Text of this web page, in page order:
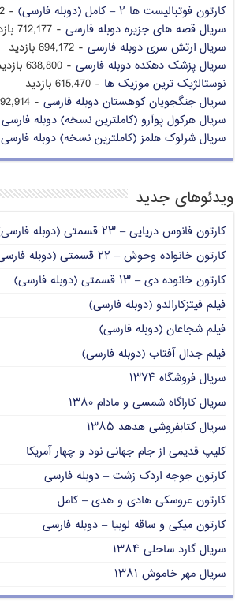
کارتون فوتبالیست ها ۲ – کامل (دوبله فارسی)
- 834,552 بازدید
سریال قصه های جزیره دوبله فارسی - 712,177 بازدید
سریال ارتش سری دوبله فارسی - 694,172 بازدید
سریال پزشک دهکده دوبله فارسی - 638,800 بازدید
نوستالژیک ترین موزیک ها - 615,470 بازدید
سریال جنگجویان کوهستان دوبله فارسی - 592,914 بازدید
سریال هرکول پوآرو (کاملترین نسخه) دوبله فارسی
سریال شرلوک هلمز (کاملترین نسخه) دوبله فارسی
ویدئوهای جدید
کارتون فانوس دریایی – ۲۳ قسمتی (دوبله فارسی)
کارتون خانواده وحوش – ۲۲ قسمتی (دوبله فارسی)
کارتون خانوده دی – ۱۳ قسمتی (دوبله فارسی)
فیلم فیتزکارالدو (دوبله فارسی)
فیلم شجاعان (دوبله فارسی)
فیلم جدال آفتاب (دوبله فارسی)
سریال فروشگاه ۱۳۷۴
سریال کاراگاه شمسی و مادام ۱۳۸۰
سریال کتابفروشی هدهد ۱۳۸۵
کلیپ قدیمی از جام جهانی نود و چهار آمریکا
کارتون جوجه اردک زشت – دوبله فارسی
کارتون عروسکی هادی و هدی – کامل
کارتون میکی و ساقه لوبیا – دوبله فارسی
سریال گارد ساحلی ۱۳۸۴
سریال مهر خاموش ۱۳۸۱